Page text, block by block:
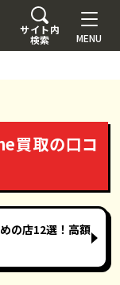
MENU
サイト内
検索
買取の口コ
の店12選！高額